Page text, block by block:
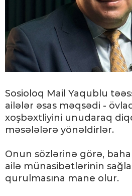
Sosioloq Mail Yaqublu
ailələr əsas məqsədi -
xoşbəxtliyini unudaraq
məsələlərə yönəldirlər.
Onun sözlərinə görə,
ailə münasibətlərinin
qurulmasına mane olur.